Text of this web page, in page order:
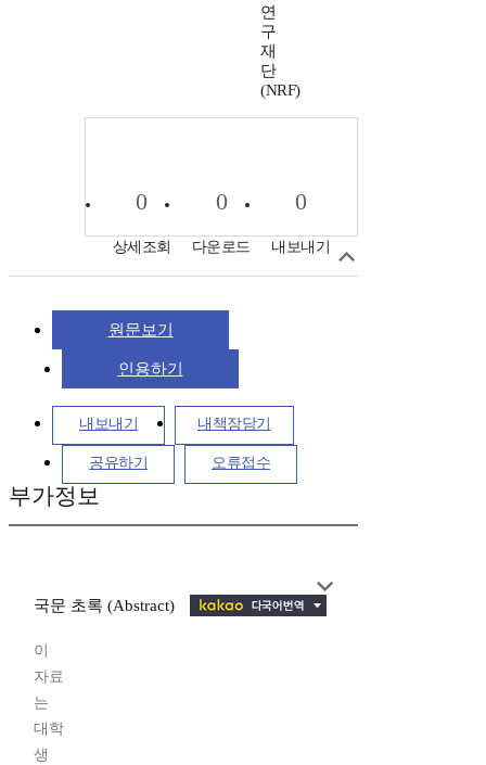
연
구
재
단
(NRF)
0
상세조회
0
다운로드
0
내보내기
원문보기
인용하기
내보내기 내책장담기
공유하기 오류접수
부가정보
국문 초록 (Abstract)
이
자료
는
대학
생